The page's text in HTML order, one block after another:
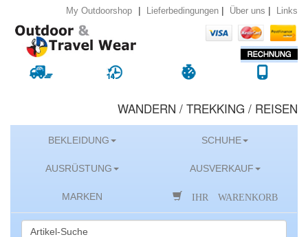
My Outdoorshop | Lieferbedingungen | Über uns | Links
WANDERN / TREKKING / REISEN
BEKLEIDUNG SCHUHE
AUSRÜSTUNG AUSVERKAUF
MARKEN IHR WARENKORB